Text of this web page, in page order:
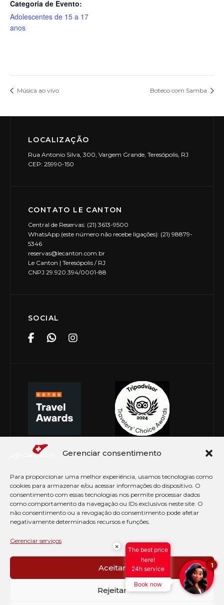
Gerenciar consentimento
Para proporcionar uma melhor experiência, usamos tecnologias como
cookies para armazenar e/ou acessar informações do dispositivo. O
consentimento com essas tecnologias nos permite processar dados
como comportamento da navegação ou IDs exclusivos neste site. O
não consentimento ou a revogação do consentimento pode afetar
negativamente determinados recursos e funções.
Gerenciar serviços
Aceitar
Rejeitar
Categoria de Evento:
Adolescentes de 15 a 17
anos
Música ao vivo Boteco com Samba
LOCALIZAÇÃO
Rua Antonio Silva, 300, Vargem Grande, Teresópolis, RJ
CEP: 25990-150
CONTATO LE CANTON
Central de Reservas: (21) 3613-9500
WhatsApp (este número não recebe ligações): (21) 98879-
5346
reservas@lecanton.com.br
Le Canton | Teresópolis / RJ
CNPJ 29.920.394/0001-88
SOCIAL
© Copyright 2026 Le Canton. Todos os direitos
PRÉ CHECK-IN
AVISO DE COOKIES
PERGUNTAS FREQUENTES
×
The best price
here!
24h service
Book now
1